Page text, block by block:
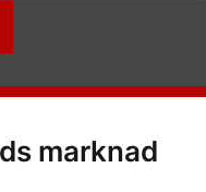
marknad